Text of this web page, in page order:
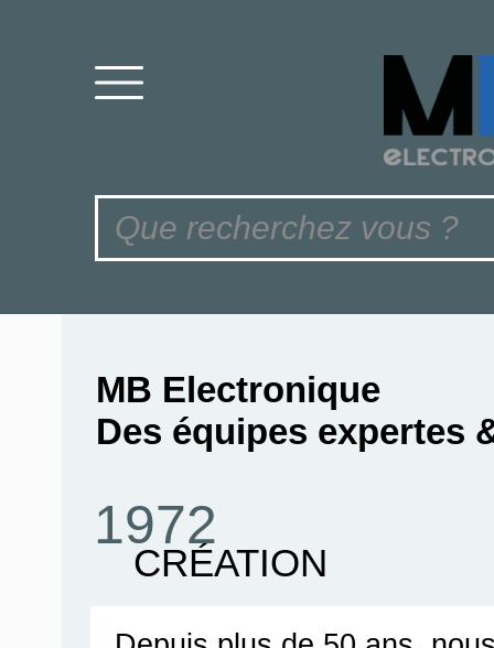
1972
MB Electronique
Des équipes expertes
CRÉATION